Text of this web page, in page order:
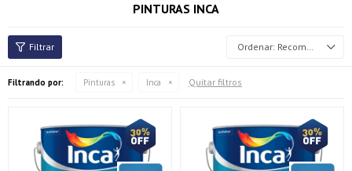
PINTURAS INCA
Recomendados
Filtrando por: Pinturas Inca Quitar filtros